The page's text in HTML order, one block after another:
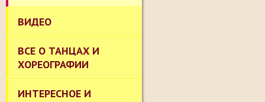
ВИДЕО
ВСЕ О ТАНЦАХ И
ХОРЕОГРАФИИ
ИНТЕРЕСНОЕ И